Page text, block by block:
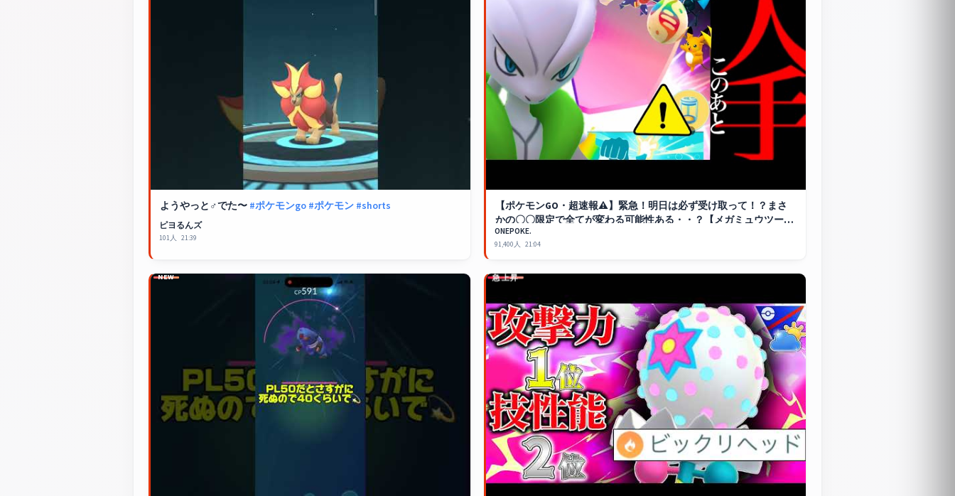
ようやっと♂でた〜 #ポケモンgo #ポケモン #shorts
ピヨるんズ
101人 21:39
【ポケモンGO ・超速報⚠️】緊急！明日は必ず受け取って！？まさ
かの〇〇限定で全てが変わる可能性ある・・？【メガミュウツー・
フィールド効果・ばくれつパンチ＋・メガシンカ・ふかの日・
pokemon GO】
ONEPOKE.
91,400人 21:04
NEW 急上昇